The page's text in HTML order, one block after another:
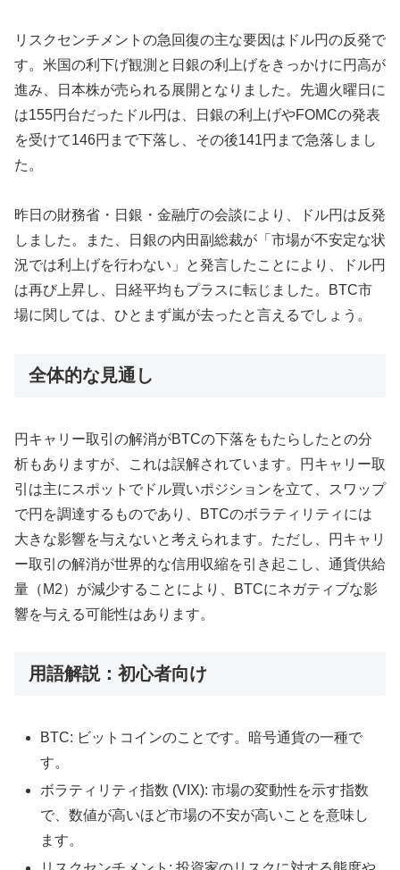
リスクセンチメントの急回復の主な要因はドル円の反発で
す。米国の利下げ観測と日銀の利上げをきっかけに円高が
進み、日本株が売られる展開となりました。先週火曜日に
は155円台だったドル円は、日銀の利上げやFOMCの発表
を受けて146円まで下落し、その後141円まで急落しまし
た。
昨日の財務省・日銀・金融庁の会談により、ドル円は反発
しました。また、日銀の内田副総裁が「市場が不安定な状
況では利上げを行わない」と発言したことにより、ドル円
は再び上昇し、日経平均もプラスに転じました。BTC市
場に関しては、ひとまず嵐が去ったと言えるでしょう。
全体的な見通し
円キャリー取引の解消がBTCの下落をもたらしたとの分
析もありますが、これは誤解されています。円キャリー取
引は主にスポットでドル買いポジションを立て、スワップ
で円を調達するものであり、BTCのボラティリティには
大きな影響を与えないと考えられます。ただし、円キャリ
ー取引の解消が世界的な信用収縮を引き起こし、通貨供給
量（M2）が減少することにより、BTCにネガティブな影
響を与える可能性はあります。
用語解説：初心者向け
BTC: ビットコインのことです。暗号通貨の一種で
す。
ボラティリティ指数 (VIX): 市場の変動性を示す指数
で、数値が高いほど市場の不安が高いことを意味し
ます。